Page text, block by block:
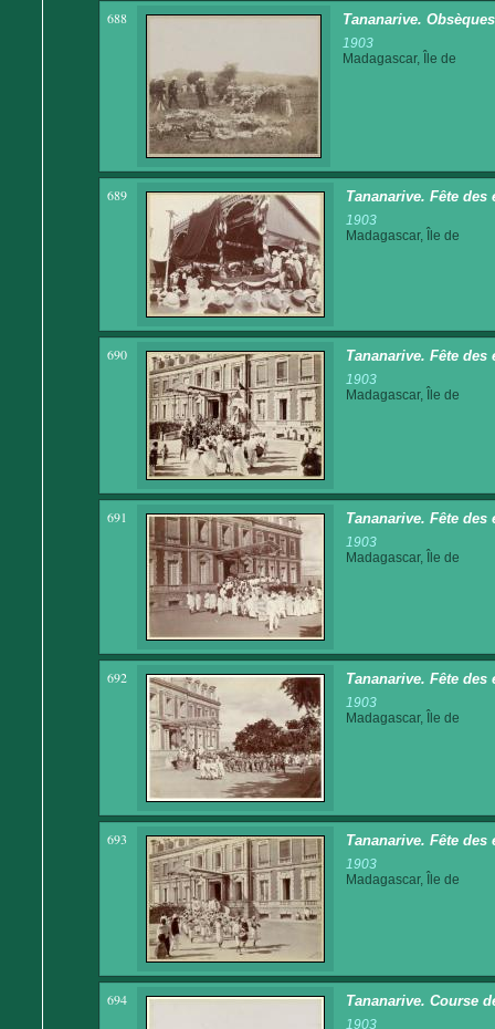
688 Tananarive.
1903
Madagascar, Île de
689 Tananarive. Fête des
1903
Madagascar, Île de
690 Tananarive. Fête des
1903
Madagascar, Île de
691 Tananarive. Fête des
1903
Madagascar, Île de
692 Tananarive. Fête des
1903
Madagascar, Île de
693 Tananarive. Fête des
1903
Madagascar, Île de
694 Tananarive. Course
1903